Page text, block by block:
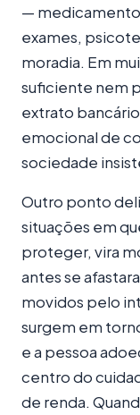
—
exames,
moradia. Em
suficiente nem
extrato
emocional de
sociedade
Outro ponto
situações em
proteger, vira
antes se
movidos pelo
surgem em
e a pessoa
centro do
de renda.